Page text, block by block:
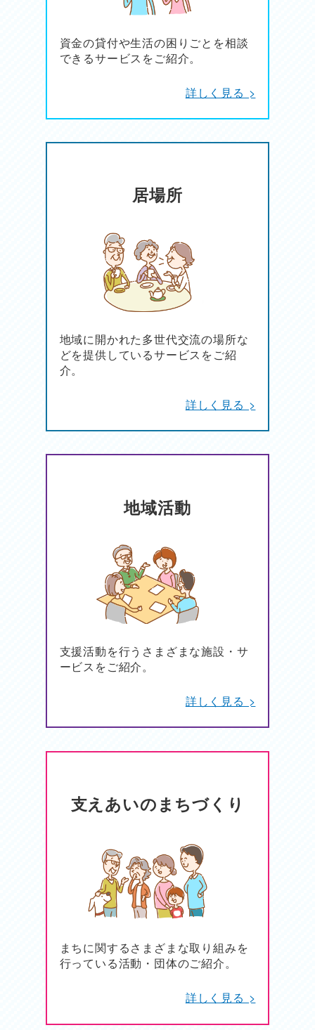
資金の貸付や生活の困りごとを相談
できるサービスをご紹介。
詳しく見る >
居場所
地域に開かれた多世代交流の場所な
どを提供しているサービスをご紹
介。
詳しく見る >
地域活動
支援活動を行うさまざまな施設・サ
ービスをご紹介。
詳しく見る >
支えあいのまちづくり
まちに関するさまざまな取り組みを
行っている活動・団体のご紹介。
詳しく見る >